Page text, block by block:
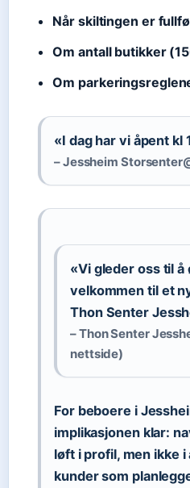
Når skiltingen er
Om antall butikker
Om
«I dag har vi åpent kl
– Jessheim
«Vi gleder oss til å
velkommen til et
Thon Senter
– Thon Senter
nettside)
For beboere i
implikasjonen klar:
løft i profil, men ikke
kunder som